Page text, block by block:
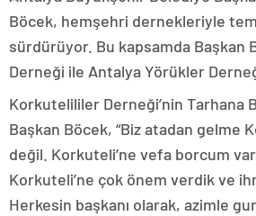
Böcek, hemşehri dernekleriyle
sürdürüyor. Bu kapsamda Başkan
Derneği ile Antalya Yörükler
Korkutelililer Derneği’nin Tarhana
Başkan Böcek, “Biz atadan gelme
değil. Korkuteli’ne vefa borcum
Korkuteli’ne çok önem verdik ve
Herkesin başkanı olarak, azimle